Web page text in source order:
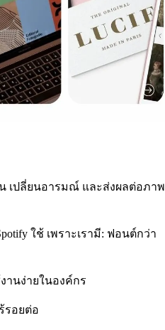
เปลี่ยนอารมณ์ และส่งผลต่อภาพ
ใช้ เพราะเรามี: ฟอนต์กว่า
านง่ายในองค์กร
รอยต่อ